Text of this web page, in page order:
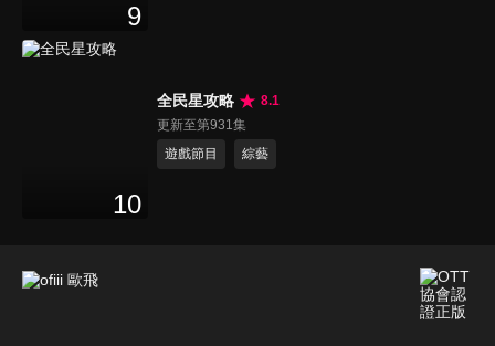
9
10
全民星攻略
8.1
更新至第931集
遊戲節目
綜藝